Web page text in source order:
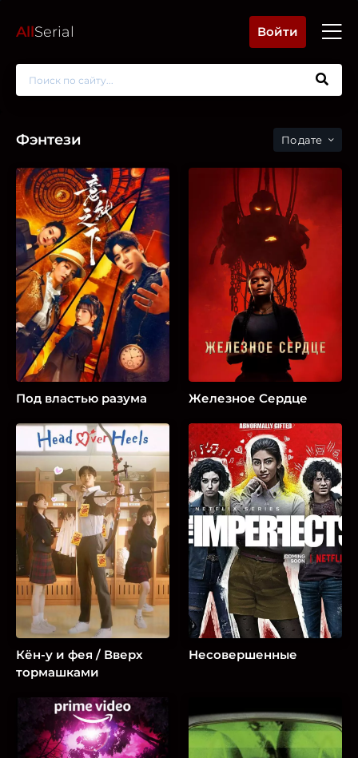
AllSerial Войти
Фэнтези дате
Под властью разума Железное Сердце
Кён-у и фея / Вверх
тормашками
Несовершенные